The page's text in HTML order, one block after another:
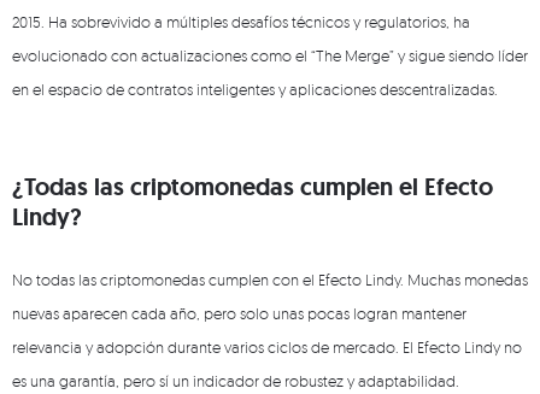
2015. Ha sobrevivido a múltiples desafíos técnicos y regulatorios, ha
evolucionado con actualizaciones como el “The Merge” y sigue siendo líder
en el espacio de contratos inteligentes y aplicaciones descentralizadas.
¿Todas las criptomonedas cumplen el Efecto
Lindy?
No todas las criptomonedas cumplen con el Efecto Lindy. Muchas monedas
nuevas aparecen cada año, pero solo unas pocas logran mantener
relevancia y adopción durante varios ciclos de mercado. El Efecto Lindy no
es una garantía, pero sí un indicador de robustez y adaptabilidad.